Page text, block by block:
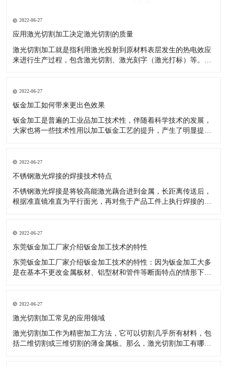
2022-06-27
应用激光切割加工决定激光切割的质量
激光切割加工就是指利用激光投射到原材料表层发生的热电效应
来进行生产过程，包含激光切割、激光刻字（激光打标）等。现
光切割成形生产塑胶产品：节省注塑模具投资：塑料激光切割加
工不用模具
2022-06-27
钣金加工如何带来更出色效果
钣金加工是普遍的工业品加工技术性，伴随着科学技术的发展，
大家也将一些技术性用以加工钣金工艺的提升，产生了明显提
许多厂商的青睐。降低了投入耗费、操作更轻轻松松。 大家知
道，因为工业品十分
2022-06-27
不锈钢激光焊接的焊接技术特点
不锈钢激光焊接是将较高能激光藕合进到金属，长距离传送后，
根据准直镜准直为平行面光，再对焦于产品工件上执行焊接的一
间和动能上的分光，能开展多光束与此同时加工，为更高精度的
焊接给予了标准。
2022-06-27
东莞钣金加工厂家介绍钣金加工技术的特性
东莞钣金加工厂家介绍钣金加工技术的特性：因为钣金加工大多
是在基本不更改金属板材、铝型材和管件等断面特点的情形下，
以做成各种不一样样子、规格及特性的商品，且制造的钢结构商
品有着较高的強度和刚
2022-06-27
激光切割加工常见的应用领域
激光切割加工作为精密加工方法，它可以切割几乎所有材料，包
括二维切割或三维切割的薄金属板。那么，激光切割加工有哪些